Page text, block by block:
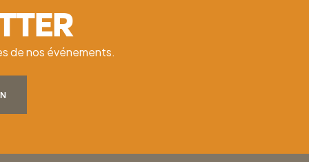
de nos événements.